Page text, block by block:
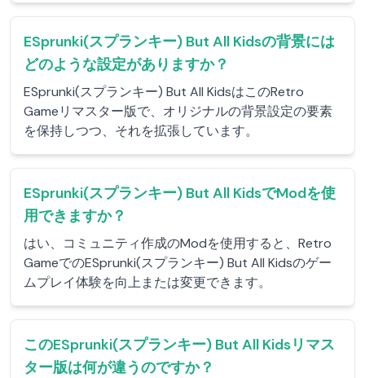
ESprunki(スプランキー) But All Kidsの背景には
どのような設定がありますか？
ESprunki(スプランキー) But All KidsはこのRetro
Gameリマスター版で、オリジナルの背景設定の要素
を保持しつつ、それを拡張しています。
ESprunki(スプランキー) But All KidsでModを使
用できますか？
はい、コミュニティ作成のModを使用すると、Retro
GameでのESprunki(スプランキー) But All Kidsのゲー
ムプレイ体験を向上または変更できます。
このESprunki(スプランキー) But All Kidsリマス
ター版は何が違うのですか？